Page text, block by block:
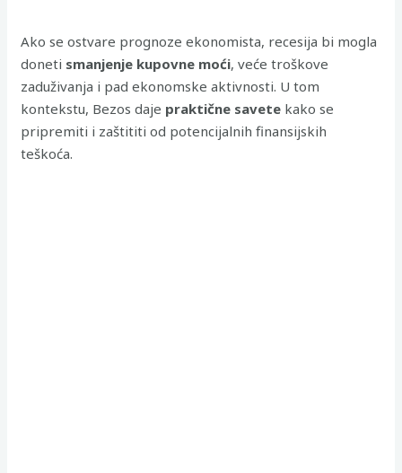
Ako se ostvare prognoze ekonomista, recesija bi mogla
doneti smanjenje kupovne moći, veće troškove
zaduživanja i pad ekonomske aktivnosti. U tom
kontekstu, Bezos daje praktične savete kako se
pripremiti i zaštititi od potencijalnih finansijskih
teškoća.